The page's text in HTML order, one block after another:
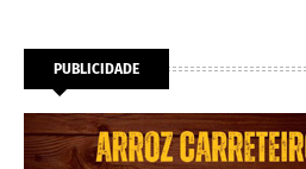
PUBLICIDADE